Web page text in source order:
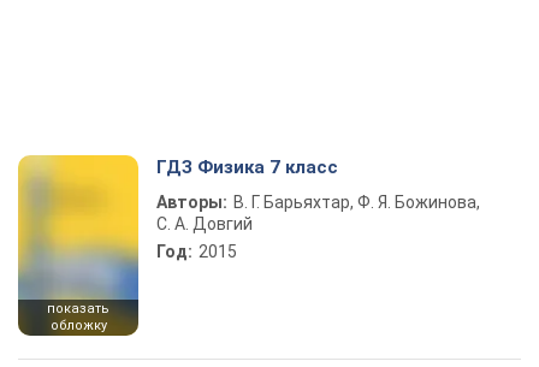
показать
обложку
ГДЗ Физика 7 класс
Авторы: В. Г. Барьяхтар, Ф. Я. Божинова,
С. А. Довгий
Год: 2015